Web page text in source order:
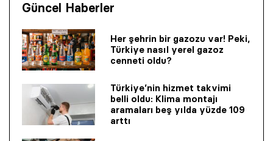
Güncel Haberler
Her şehrin bir gazozu var! Peki,
Türkiye nasıl yerel gazoz
cenneti oldu?
Türkiye’nin hizmet takvimi
belli oldu: Klima montajı
aramaları beş yılda yüzde 109
arttı